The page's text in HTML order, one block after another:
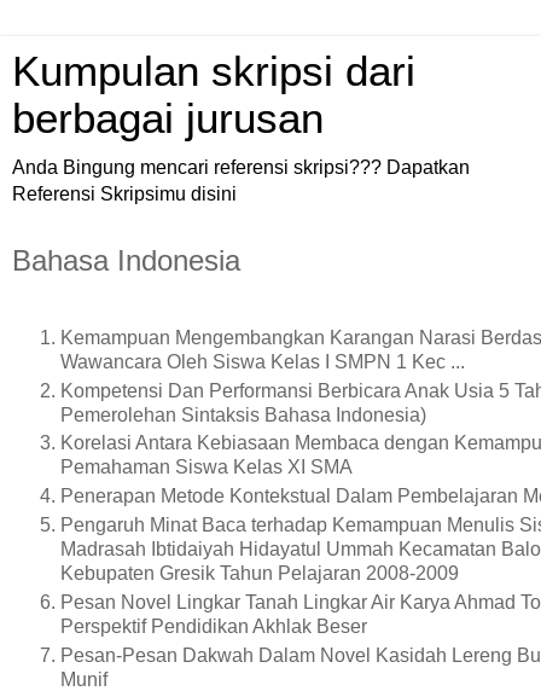
Kumpulan skripsi dari
berbagai jurusan
Anda Bingung mencari referensi skripsi??? Dapatkan
Referensi Skripsimu disini
Bahasa Indonesia
Kemampuan Mengembangkan Karangan Narasi
Wawancara Oleh Siswa Kelas I SMPN 1 Kec ...
Kompetensi Dan Performansi Berbicara Anak Usia 5
Pemerolehan Sintaksis Bahasa Indonesia)
Korelasi Antara Kebiasaan Membaca dengan
Pemahaman Siswa Kelas XI SMA
Penerapan Metode Kontekstual Dalam Pembelajaran
Pengaruh Minat Baca terhadap Kemampuan Menulis
Madrasah Ibtidaiyah Hidayatul Ummah Kecamatan
Kebupaten Gresik Tahun Pelajaran 2008-2009
Pesan Novel Lingkar Tanah Lingkar Air Karya Ahmad
Perspektif Pendidikan Akhlak Beser
Pesan-Pesan Dakwah Dalam Novel Kasidah Lereng
Munif